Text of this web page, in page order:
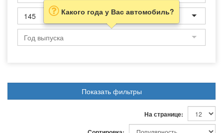
145 Какого года у Вас автомобиль?
Показать фильтры
На странице: